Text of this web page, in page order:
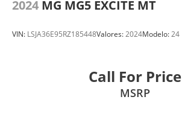
2024 MG MG5 EXCITE MT
VIN: LSJA36E95RZ185448Valores:2024Modelo:24
Call For Price
MSRP